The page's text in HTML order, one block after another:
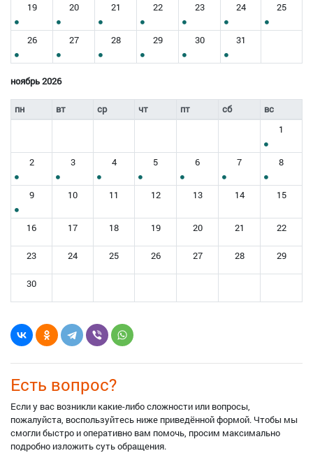
19 20 21 22 23 24 25
26 27 28 29 30 31
ноябрь 2026
пн вт ср чт пт сб
вс
1
2 3 4 5 6 7 8
9 10 11 12 13 14 15
16 17 18 19 20 21 22
23 24 25 26 27 28 29
30
Есть вопрос?
Если у вас возникли какие-либо сложности или вопросы,
пожалуйста, воспользуйтесь ниже приведённой формой. Чтобы мы
смогли быстро и оперативно вам помочь, просим максимально
подробно изложить суть обращения.